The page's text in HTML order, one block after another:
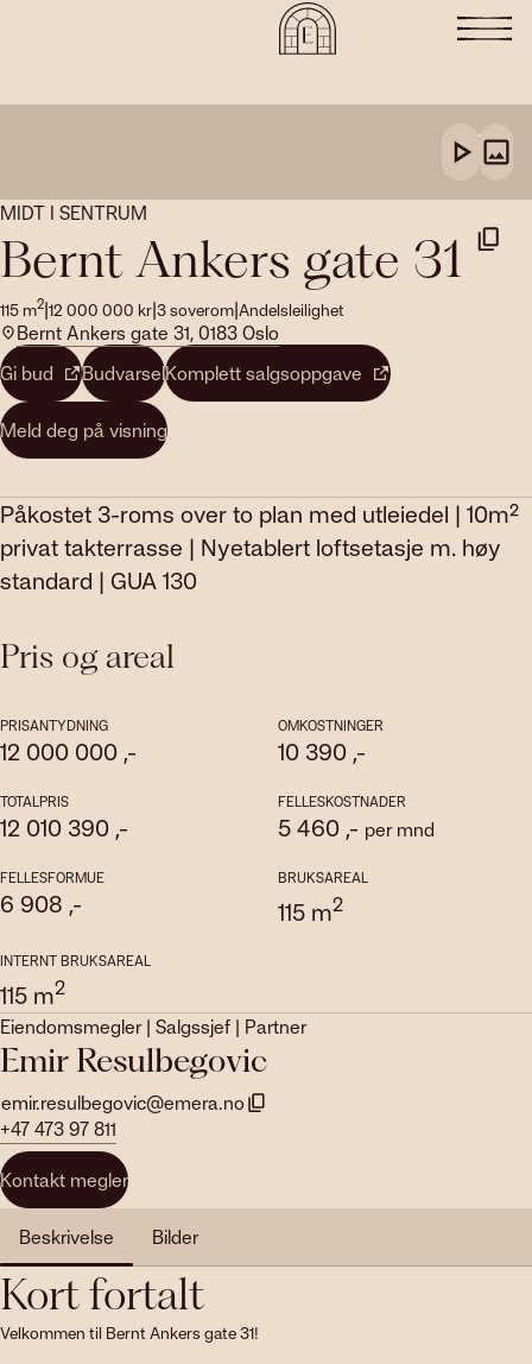
MIDT I SENTRUM
Bernt Ankers gate 31
115 m2|12 000 000 kr|3soverom|Andelsleilighet
Bernt Ankers gate 31, 0183 Oslo
Gi bud
BudvarselKomplett salgsoppgave
Meld deg på visning
Påkostet 3-roms over to plan med utleiedel | 10m²
privat takterrasse | Nyetablert loftsetasje m. høy
standard | GUA 130
Pris og areal
PRISANTYDNING
12 000 000 ,-
OMKOSTNINGER
10 390 ,-
TOTALPRIS
12 010 390 ,-
FELLESKOSTNADER
5 460 ,- per mnd
FELLESFORMUE
6 908 ,-
BRUKSAREAL
115 m2
INTERNT BRUKSAREAL
115 m2
Eiendomsmegler | Salgssjef | Partner
Emir Resulbegovic
emir.resulbegovic@emera.no
+47 473 97 811
Kontakt megler
Beskrivelse
Bilder
Kort fortalt
Velkommen til Bernt Ankers gate 31!